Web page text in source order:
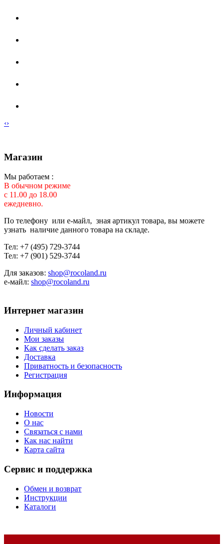
‹›
Магазин
Мы работаем :
В обычном режиме
с 11.00 до 18.00
ежедневно.
По телефону или е-майл, зная артикул товара, вы можете
узнать наличие данного товара на складе.
Тел: +7 (495) 729-3744
Тел: +7 (901) 529-3744
Для заказов: shop@rocoland.ru
е-майл: shop@rocoland.ru
Интернет магазин
Личный кабинет
Мои заказы
Как сделать заказ
Доставка
Приватность и безопасность
Регистрация
Информация
Новости
О нас
Связаться с нами
Как нас найти
Карта сайта
Сервис и поддержка
Обмен и возврат
Инструкции
Каталоги